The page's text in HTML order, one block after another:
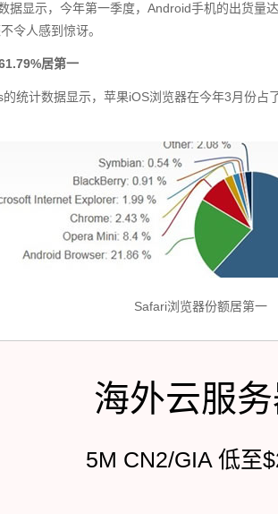
据显示，今年第一季度，Android手机的出货量
令人感到惊讶。
居第一
统计数据显示，苹果iOS浏览器在今年3月份占
Safari浏览器份额居第一
海外云服
5M CN2/GIA 低至